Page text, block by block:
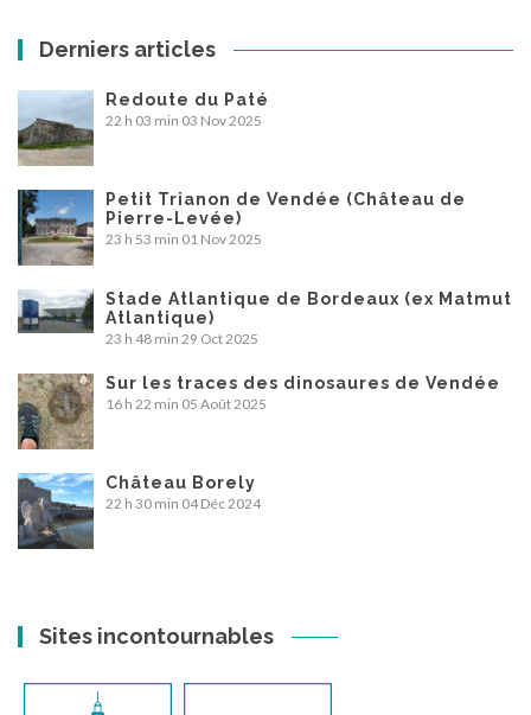
Derniers articles
Redoute du Paté
22 h 03 min 03 Nov 2025
Petit Trianon de Vendée (Château de
Pierre-Levée)
23 h 53 min 01 Nov 2025
Stade Atlantique de Bordeaux (ex Matmut
Atlantique)
23 h 48 min 29 Oct 2025
Sur les traces des dinosaures de Vendée
16 h 22 min 05 Août 2025
Château Borely
22 h 30 min 04 Déc 2024
Sites incontournables